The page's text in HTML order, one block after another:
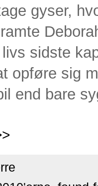
gyser,
sidste
opføre sig
end bare